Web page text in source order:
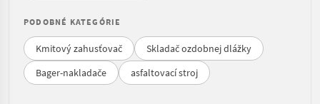
PODOBNÉ KATEGÓRIE
Kmitový zahusťovač
Skladač ozdobnej dlážky
Bager-nakladače
asfaltovací stroj